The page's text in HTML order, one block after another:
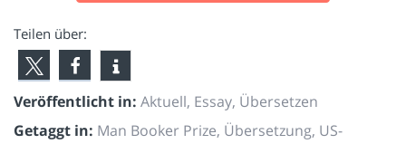
Teilen über:
Veröffentlicht in: Aktuell, Essay, Übersetzen
Getaggt in: Man Booker Prize, Übersetzung, US-